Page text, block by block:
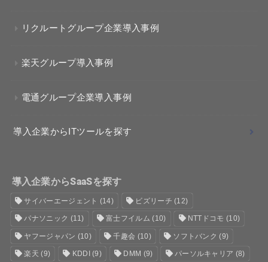
リクルートグループ企業導入事例
楽天グループ導入事例
電通グループ企業導入事例
導入企業からITツールを探す
導入企業からSaaSを探す
サイバーエージェント (14) ビズリーチ (12)
パナソニック (11) 富士フイルム (10) NTTドコモ (10)
ヤフージャパン (10) 千趣会 (10) ソフトバンク (9)
楽天 (9) KDDI (9) DMM (9) パーソルキャリア (8)